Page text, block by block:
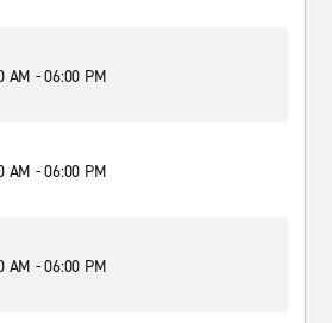
AM - 06:00 PM
AM - 06:00 PM
AM - 06:00 PM